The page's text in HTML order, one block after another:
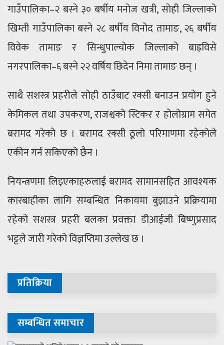
गाउँपालिका–२ बस्ने ३० बर्षीय मनोज खत्री, सोही जिल्लाको
खिम्ती गाउँपालिका बस्ने २८ बर्षीय विनोद तामाङ, २६ बर्षीय
विवेक तामाङ र सिन्धुपाल्चोक जिल्लाको बाह्रविसे
नगरपालिका–६ बस्ने २२ वर्षिय छिदेन निमा तामाङ छन् ।
साथै सशस्त्र प्रहरीले सोही ठाउँबाट रक्सी बनाउन प्रयोग हुने
केमिकल तथा उपकरण, राजश्वको स्टिकर र होलोग्राम समेत
बरामद गरेको छ । बरामद रक्सी ठूलो परिमाणमा रहेकोले
एकीन गर्न सकिएको छैन ।
नियन्त्रणमा लिइएकाहरुलाई बरामद सामानसहित आवश्यक
कारबाहीका लागि सम्बन्धित निकायमा बुझाउने प्रक्रियामा
रहेको सशस्त्र प्रहरी बलका प्रवक्ता डीआईजी बिष्णुप्रसाद
भट्टले जारी गरेको विज्ञप्तिमा उल्लेख छ ।
प्रतिक्रिया
सम्बन्धित समाचार